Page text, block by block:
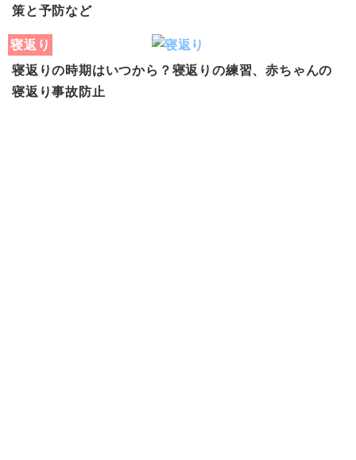
策と予防など
寝返り
寝返りの時期はいつから？寝返りの練習、赤ちゃんの
寝返り事故防止